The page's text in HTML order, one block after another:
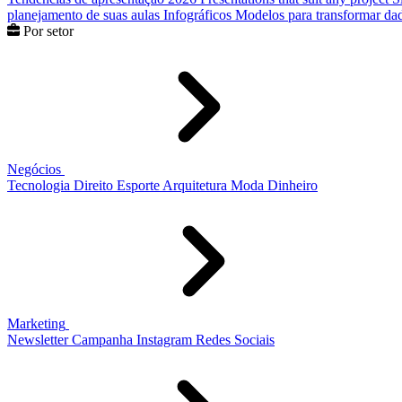
planejamento de suas aulas Infográficos Modelos para transformar
Por setor
Negócios
Tecnologia Direito Esporte Arquitetura Moda Dinheiro
Marketing
Newsletter Campanha Instagram Redes Sociais